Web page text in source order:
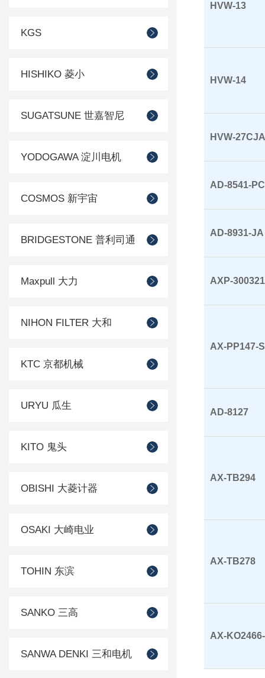
KGS
HISHIKO 菱小
SUGATSUNE 世嘉智尼
YODOGAWA 淀川电机
COSMOS 新宇宙
BRIDGESTONE 普利司通
Maxpull 大力
NIHON FILTER 大和
KTC 京都机械
URYU 瓜生
KITO 鬼头
OBISHI 大菱计器
OSAKI 大崎电业
TOHIN 东滨
SANKO 三高
SANWA DENKI 三和电机
HVW-13
HVW-14
HVW-27CJA
AD-8541-
AD-8931-JA
AXP-
AX-PP147-S
AD-8127
AX-TB294
AX-TB278
AX-